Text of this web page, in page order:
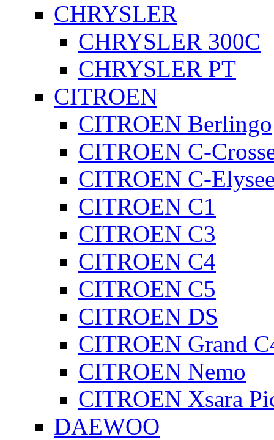
CHRYSLER
CHRYSLER 300C
CHRYSLER PT
CITROEN
CITROEN Berlingo
CITROEN C-
CITROEN C-
CITROEN C1
CITROEN C3
CITROEN C4
CITROEN C5
CITROEN DS
CITROEN Grand
CITROEN Nemo
CITROEN Xsara
DAEWOO